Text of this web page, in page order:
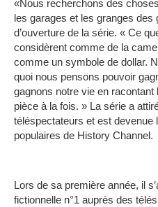
«Nous recherchons des
les garages et les granges des
d’ouverture de la série. « Ce
considèrent comme de la
comme un symbole de dollar.
quoi nous pensons pouvoir
gagnons notre vie en racontant
pièce à la fois. » La série a
téléspectateurs et est devenue
populaires de History Channel.
Lors de sa première année, il
fictionnelle n°1 auprès des